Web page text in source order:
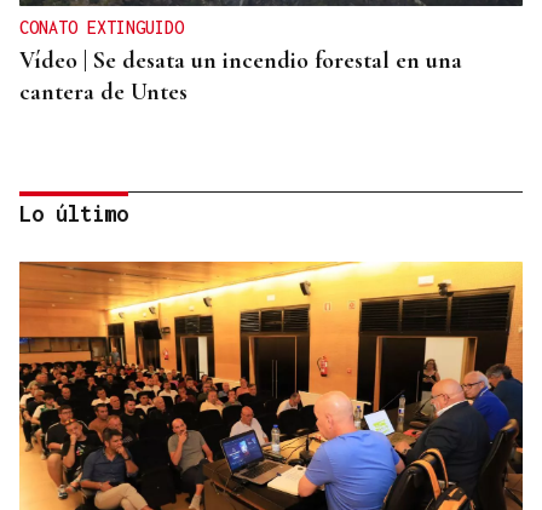
CONATO EXTINGUIDO
Vídeo | Se desata un incendio forestal en una
cantera de Untes
ENTREVISTA
Jorge Vázquez: "Nuestro objetivo a 2028 es crecer
Lo último